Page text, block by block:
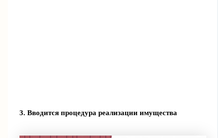
3. Вводится процедура реализации имущества